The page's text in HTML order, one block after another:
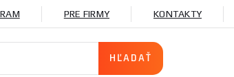
PRE FIRMY KONTAKTY